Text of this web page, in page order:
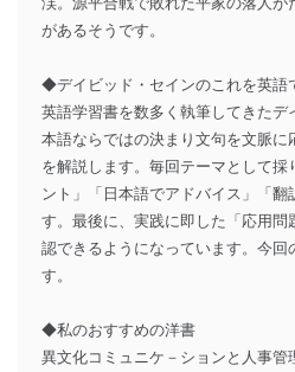
があるそうです。
◆デイビッド・セインのこれを英語
英語学習書を数多く執筆してきたデ
本語ならではの決まり文句を文脈
を解説します。毎回テーマとして採
ント」「日本語でアドバイス」「翻
す。最後に、実践に即した「応用
認できるようになっています。今
す。
◆私のおすすめの洋書
異文化コミュニケ－ションと人事